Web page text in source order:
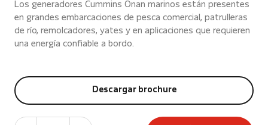
Los generadores Cummins Onan marinos están presentes
en grandes embarcaciones de pesca comercial, patrulleras
de río, remolcadores, yates y en aplicaciones que requieren
una energía confiable a bordo.
Descargar brochure